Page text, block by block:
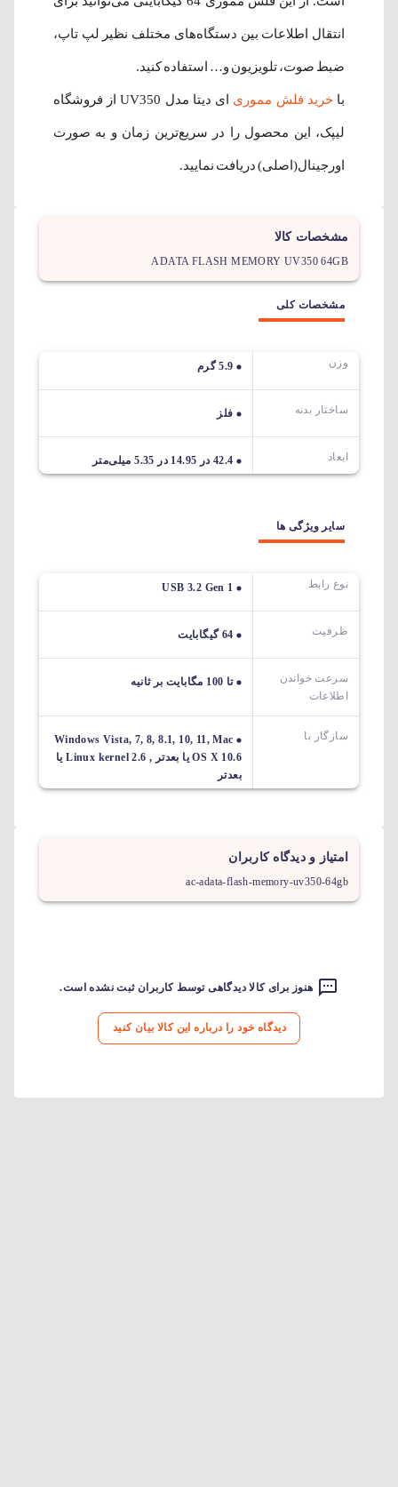
انتقال اطلاعات بین دستگاه‌های مختلف نظیر لپ تاپ،
ضبط صوت، تلویزیون و… استفاده کنید.
باخرید فلش مموری ای دیتا مدل UV350 از فروشگاه
لیپک، این محصول را در سریع‌ترین زمان و به صورت
اورجینال(اصلی) دریافت نمایید.
مشخصات کالا
ADATA FLASH MEMORY UV350 64GB
مشخصات کلی
وزن 5.9 گرم
ساختار بدنه فلز
ابعاد 42.4 در 14.95 در 5.35 میلی‌متر
سایر ویژگی ها
نوع رابط USB 3.2 Gen 1
ظرفیت 64 گیگابایت
سرعت خواندن
اطلاعات
تا 100 مگابایت بر ثانیه
سازگار با
Windows Vista, 7, 8, 8.1, 10, 11, Mac
OS X 10.6 یا بعدتر , Linux kernel 2.6 یا
بعدتر
امتیاز و دیدگاه کاربران
ac-adata-flash-memory-uv350-64gb
هنوز برای کالا دیدگاهی توسط کاربران ثبت نشده است.
دیدگاه خود را درباره این کالا بیان کنید